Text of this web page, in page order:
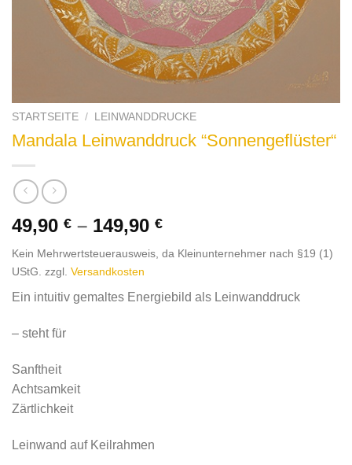
STARTSEITE / LEINWANDDRUCKE
Mandala Leinwanddruck “Sonnengeflüster“
49,90 € – 149,90 €
Kein Mehrwertsteuerausweis, da Kleinunternehmer nach §19 (1)
UStG. zzgl. Versandkosten
Ein intuitiv gemaltes Energiebild als Leinwanddruck
– steht für
Sanftheit
Achtsamkeit
Zärtlichkeit
Leinwand auf Keilrahmen